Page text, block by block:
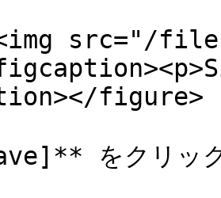
src="/
figure>
をクリック